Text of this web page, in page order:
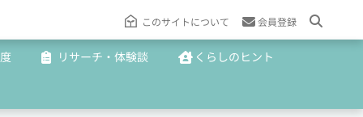
このサイトについて 会員登録
リサーチ・体験談 くらしのヒント